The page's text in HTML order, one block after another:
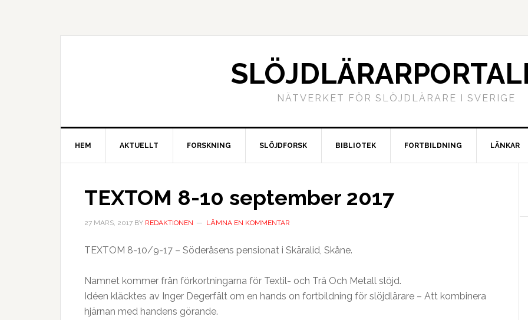
NÄTVERKET FÖR SLÖJDLÄRARE I SVERIGE
HEM AKTUELLT FORSKNING SLÖJDFORSK BIBLIOTEK FORTBILDNING LÄNKAR
TEXTOM 8-10 september 2017
27 MARS, 2017 BY REDAKTIONEN LÄMNA EN KOMMENTAR
TEXTOM 8-10/9-17 – Söderåsens pensionat i Skäralid, Skåne.
Namnet kommer från förkortningarna för Textil- och Trä Och Metall slöjd.
Idéen kläcktes av Inger Degerfält om en hands on fortbildning för slöjdlärare – Att kombinera
hjärnan med handens görande.